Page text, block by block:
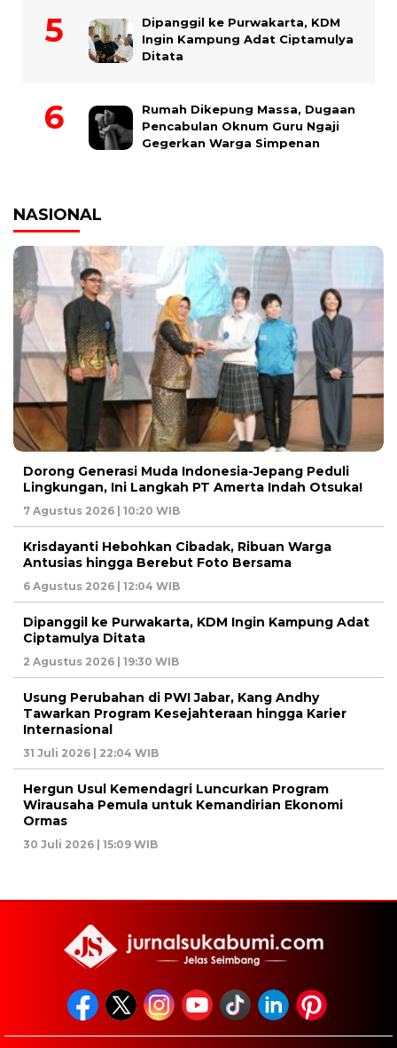
Dipanggil ke Purwakarta, KDM
Ingin Kampung Adat Ciptamulya
Ditata
Rumah Dikepung Massa, Dugaan
Pencabulan Oknum Guru Ngaji
Gegerkan Warga Simpenan
NASIONAL
Dorong Generasi Muda Indonesia-Jepang Peduli
Lingkungan, Ini Langkah PT Amerta Indah Otsuka!
7 Agustus 2026 | 10:20 WIB
Krisdayanti Hebohkan Cibadak, Ribuan Warga
Antusias hingga Berebut Foto Bersama
6 Agustus 2026 | 12:04 WIB
Dipanggil ke Purwakarta, KDM Ingin Kampung Adat
Ciptamulya Ditata
2 Agustus 2026 | 19:30 WIB
Usung Perubahan di PWI Jabar, Kang Andhy
Tawarkan Program Kesejahteraan hingga Karier
Internasional
31 Juli 2026 | 22:04 WIB
Hergun Usul Kemendagri Luncurkan Program
Wirausaha Pemula untuk Kemandirian Ekonomi
Ormas
30 Juli 2026 | 15:09 WIB